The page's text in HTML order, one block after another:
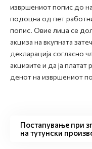
извршениот попис до
подоцна од пет
попис. Овие лица се
акциза на вкупната
декларација согласно
акцизите и да ја
денот на извршениот
Постапување при
на тутунски